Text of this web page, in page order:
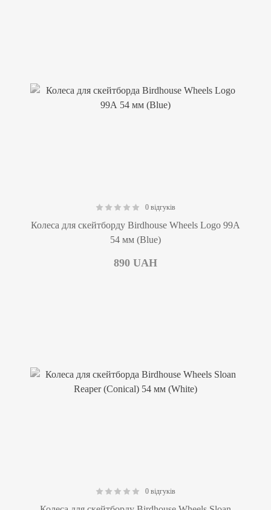
0 відгуків
Колеса для скейтборду Birdhouse Wheels Logo 99А
54 мм (Blue)
890 UAH
0 відгуків